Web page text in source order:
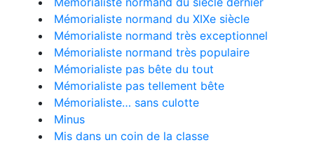
Mémorialiste normand du XIXe siècle
Mémorialiste normand très exceptionnel
Mémorialiste normand très populaire
Mémorialiste pas bête du tout
Mémorialiste pas tellement bête
Mémorialiste… sans culotte
Minus
Mis dans un coin de la classe